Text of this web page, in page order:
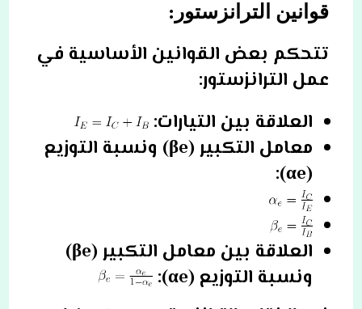
قوانين الترانزستور:
تتحكم بعض القوانين الأساسية في
عمل الترانزستور:
العلاقة بين التيارات:
معامل التكبير (βe) ونسبة التوزيع
(αe):
العلاقة بين معامل التكبير (βe)
ونسبة التوزيع (αe):